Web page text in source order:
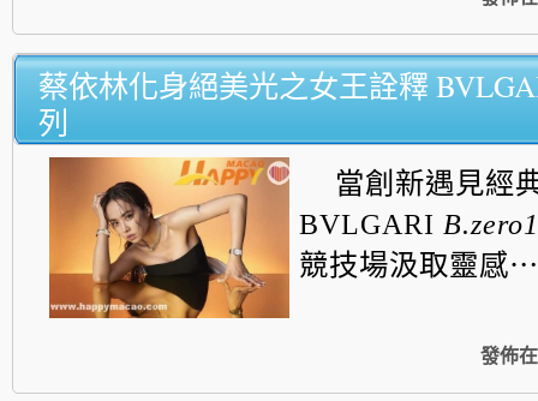
蔡依林化身絕美光之女王詮釋
列
當創新遇見經
BVLGARI
競技場汲取靈
發佈在